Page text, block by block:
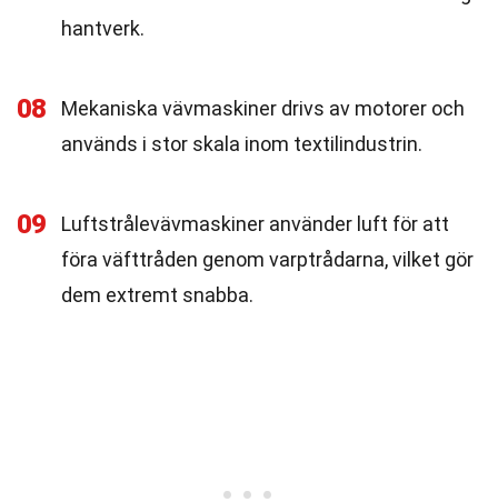
hantverk.
08
Mekaniska vävmaskiner drivs av motorer och
används i stor skala inom textilindustrin.
09
Luftstrålevävmaskiner använder luft för att
föra väfttråden genom varptrådarna, vilket gör
dem extremt snabba.